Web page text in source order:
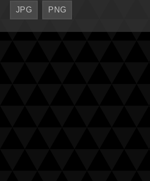
JPG PNG